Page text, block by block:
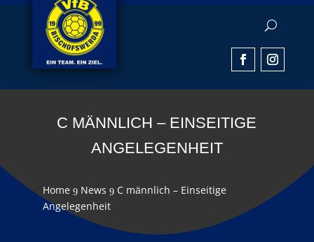
C MÄNNLICH – EINSEITIGE
ANGELEGENHEIT
Home 9 News 9 C männlich – Einseitige
Angelegenheit